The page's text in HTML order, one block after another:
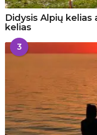
Didysis Alpių kelias
kelias
3